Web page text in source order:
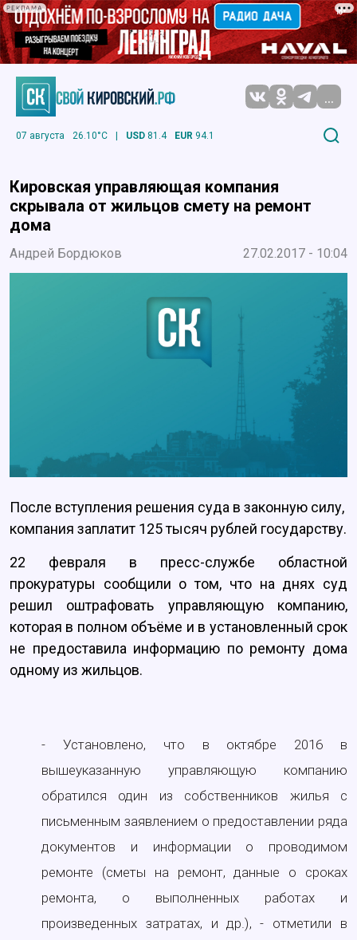
РЕКЛАМА
...
07 августа 26.10°C | USD 81.4 EUR 94.1
Кировская управляющая компания
скрывала от жильцов смету на ремонт
дома
Андрей Бордюков 27.02.2017 - 10:04
После вступления решения суда в законную силу,
компания заплатит 125 тысяч рублей государству.
22 февраля в пресс-службе областной
прокуратуры сообщили о том, что на днях суд
решил оштрафовать управляющую компанию,
которая в полном объёме и в установленный срок
не предоставила информацию по ремонту дома
одному из жильцов.
- Установлено, что в октябре 2016 в
вышеуказанную управляющую компанию
обратился один из собственников жилья с
письменным заявлением о предоставлении ряда
документов и информации о проводимом
ремонте (сметы на ремонт, данные о сроках
ремонта, о выполненных работах и
произведенных затратах, и др.), - отметили в